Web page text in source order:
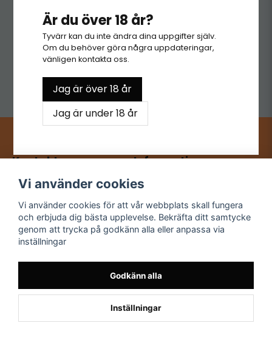
Är du över 18 år?
Tyvärr kan du inte ändra dina uppgifter själv.
Om du behöver göra några uppdateringar,
vänligen kontakta oss.
Jag är över 18 år
Jag är under 18 år
Kontakt
Mail:
Information
Köp- & returvillkor
Datablad
KONTAKT
Mitt konto
Registrera dig
Följ mig
Youtube
TikTok
Vi använder cookies
Vi använder cookies för att vår webbplats skall fungera
och erbjuda dig bästa upplevelse. Bekräfta ditt samtycke
genom att trycka på godkänn alla eller anpassa via
inställningar
Godkänn alla
Inställningar